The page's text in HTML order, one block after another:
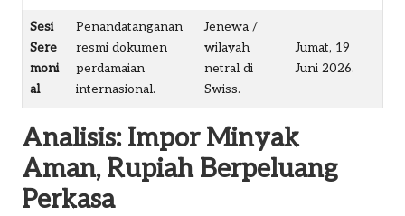
Sesi
Sere
moni
al
Penandatanganan
resmi dokumen
perdamaian
internasional.
Jenewa /
wilayah
netral di
Swiss.
Jumat, 19
Juni 2026.
Analisis: Impor Minyak
Aman, Rupiah Berpeluang
Perkasa